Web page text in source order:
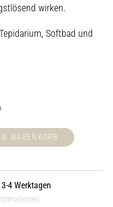
wirken.
Softbad und
WARENKORB
4 Werktagen